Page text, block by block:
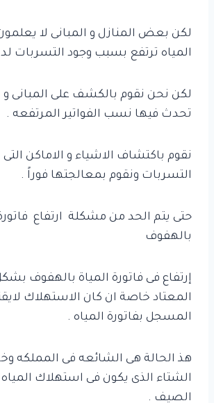
لكن بعض المنازل و المبانى لا يعلمون
المياه ترتفع بسبب وجود التسربات
لكن نحن نقوم بالكشف على المبانى و
تحدث فيها نسب الفواتير المرتفعه .
نقوم باكتشاف الاشياء و الاماكن
التسربات ونقوم بمعالجتها فوراً .
حتى يتم الحد من مشكلة ارتفاع
بالهفوف
إرتفاع فى فاتورة المياة بالهفوف
المعتاد خاصة ان كان الاستهلاك
المسجل بفاتورة المياه .
هذ الحالة هى الشائعه فى المملكه
الشتاء الذى يكون فى استهلاك
الصيف .